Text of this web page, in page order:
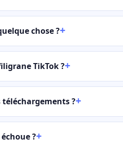
chose ?
TikTok ?
téléchargements ?
?